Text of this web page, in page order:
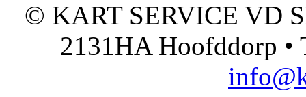
© KART SERVICE VD
2131HA Hoofddorp •